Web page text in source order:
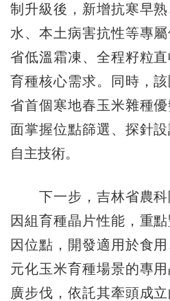
制升級後，新增抗寒早
水、本土病害抗性等專
省低溫霜凍、全程籽粒
育種核心需求。同時，
省首個寒地春玉米雜種
面掌握位點篩選、探針
自主技術。
下一步，吉林省農科
因組育種晶片性能，重
因位點，開發適用於食
元化玉米育種場景的專
廣步伐，依託其牽頭成